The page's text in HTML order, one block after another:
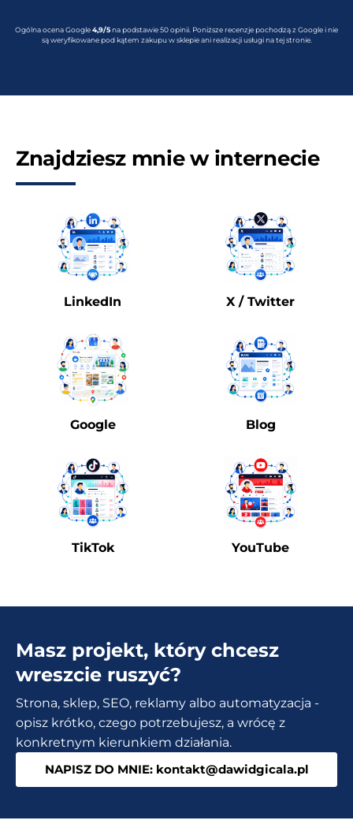
Ogólna ocena Google4,9/5na podstawie 50 opinii. Poniższe recenzje pochodzą z Google i nie
są weryfikowane pod kątem zakupu w sklepie ani realizacji usługi na tej stronie.
Znajdziesz mnie w internecie
LinkedIn X / Twitter
Google Blog
TikTok YouTube
Masz projekt, który chcesz
wreszcie ruszyć?
Strona, sklep, SEO, reklamy albo automatyzacja -
opisz krótko, czego potrzebujesz, a wrócę z
konkretnym kierunkiem działania.
NAPISZ DO MNIE: kontakt@dawidgicala.pl